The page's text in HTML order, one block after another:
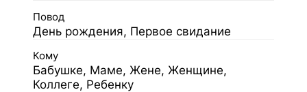
Повод
День рождения, Первое свидание
Кому
Бабушке, Маме, Жене, Женщине,
Коллеге, Ребенку